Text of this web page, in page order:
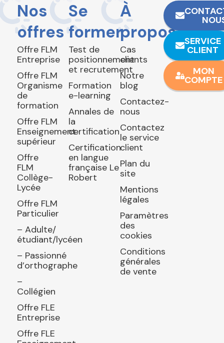
Nos
offres
Offre FLM
Entreprise
Offre FLM
Organisme
de
formation
Offre FLM
Enseignement
supérieur
Offre
FLM
Collège-
Lycée
Offre FLM
Particulier
– Adulte/
étudiant/lycéen
– Passionné
d’orthographe
–
Collégien
Offre FLE
Entreprise
Offre FLE
Se
former
Test de
positionnement
et recrutement
Formation
e-learning
Annales de
la
certification
Certification
en langue
française Le
Robert
À
propos
Cas
clients
Notre
blog
Contactez-
nous
Contactez
le service
client
Plan du
site
Mentions
légales
Paramètres
des
cookies
Conditions
générales
de vente
SERVICE
CLIENT
MON
COMPTE